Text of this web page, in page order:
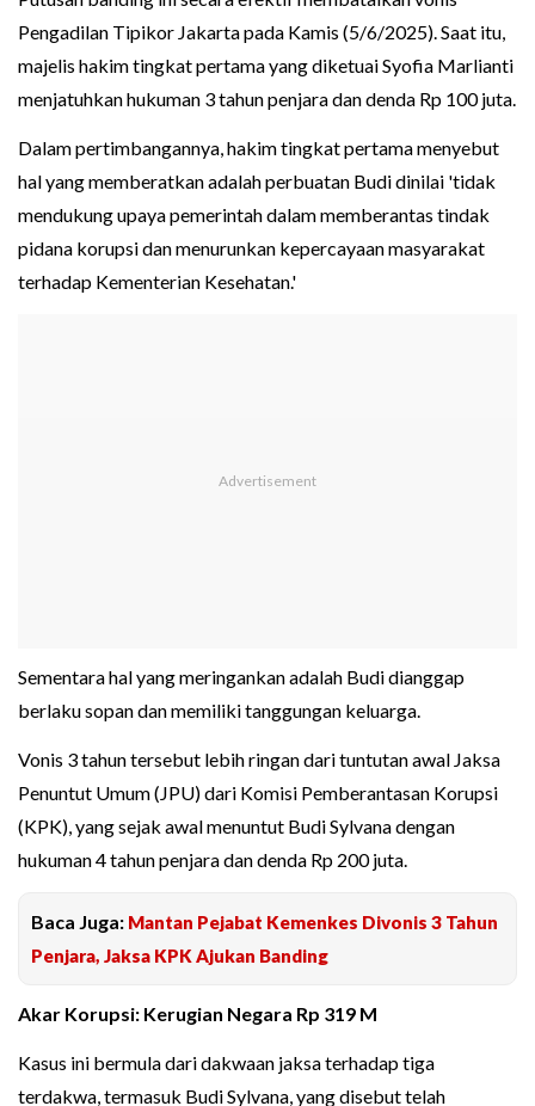
Pengadilan Tipikor Jakarta pada Kamis (5/6/2025). Saat itu,
majelis hakim tingkat pertama yang diketuai Syofia Marlianti
menjatuhkan hukuman 3 tahun penjara dan denda Rp 100 juta.
Dalam pertimbangannya, hakim tingkat pertama menyebut
hal yang memberatkan adalah perbuatan Budi dinilai 'tidak
mendukung upaya pemerintah dalam memberantas tindak
pidana korupsi dan menurunkan kepercayaan masyarakat
terhadap Kementerian Kesehatan.'
Sementara hal yang meringankan adalah Budi dianggap
berlaku sopan dan memiliki tanggungan keluarga.
Vonis 3 tahun tersebut lebih ringan dari tuntutan awal Jaksa
Penuntut Umum (JPU) dari Komisi Pemberantasan Korupsi
(KPK), yang sejak awal menuntut Budi Sylvana dengan
hukuman 4 tahun penjara dan denda Rp 200 juta.
Baca Juga: Mantan Pejabat Kemenkes Divonis 3 Tahun
Penjara, Jaksa KPK Ajukan Banding
Akar Korupsi: Kerugian Negara Rp 319 M
Kasus ini bermula dari dakwaan jaksa terhadap tiga
terdakwa, termasuk Budi Sylvana, yang disebut telah